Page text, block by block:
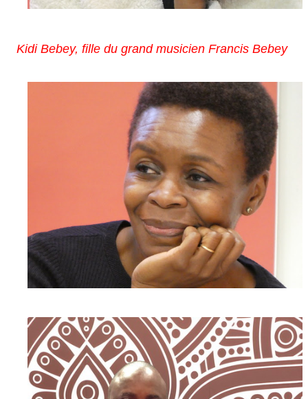
Kidi Bebey, fille du grand musicien Francis Bebey